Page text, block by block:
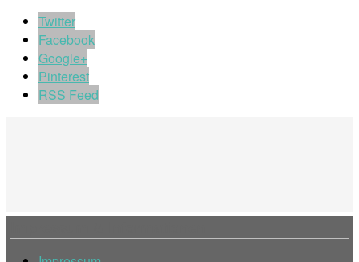
Twitter
Facebook
Google+
Pinterest
RSS Feed